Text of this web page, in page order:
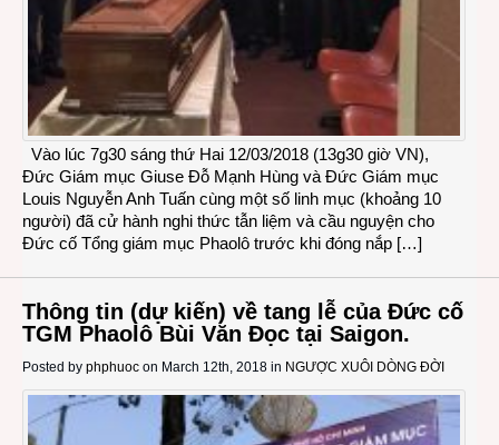
Vào lúc 7g30 sáng thứ Hai 12/03/2018 (13g30 giờ VN),
Đức Giám mục Giuse Đỗ Mạnh Hùng và Đức Giám mục
Louis Nguyễn Anh Tuấn cùng một số linh mục (khoảng 10
người) đã cử hành nghi thức tẫn liệm và cầu nguyện cho
Đức cố Tổng giám mục Phaolô trước khi đóng nắp […]
Thông tin (dự kiến) về tang lễ của Đức cố
TGM Phaolô Bùi Văn Đọc tại Saigon.
Posted by phphuoc on March 12th, 2018 in NGƯỢC XUÔI DÒNG ĐỜI